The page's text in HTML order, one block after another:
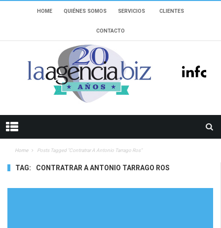
HOME QUIÉNES SOMOS SERVICIOS CLIENTES
CONTACTO
Home Posts Tagged "Contratrar A Antonio Tarrago Ros"
TAG: CONTRATRAR A ANTONIO TARRAGO ROS